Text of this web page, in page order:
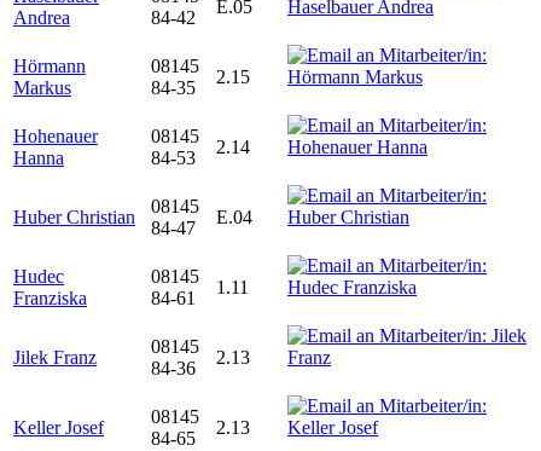
Andrea
84-42
E.05
Hörmann
Markus
08145
84-35
2.15
Hohenauer
Hanna
08145
84-53
2.14
Huber Christian
08145
84-47
E.04
Hudec
Franziska
08145
84-61
1.11
Jilek Franz
08145
84-36
2.13
Keller Josef
08145
84-65
2.13